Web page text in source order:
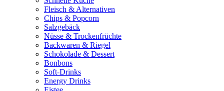
Fleisch & Alternativen
Chips & Popcorn
Salzgebäck
Nüsse & Trockenfrüchte
Backwaren & Riegel
Schokolade & Dessert
Bonbons
Soft-Drinks
Energy Drinks